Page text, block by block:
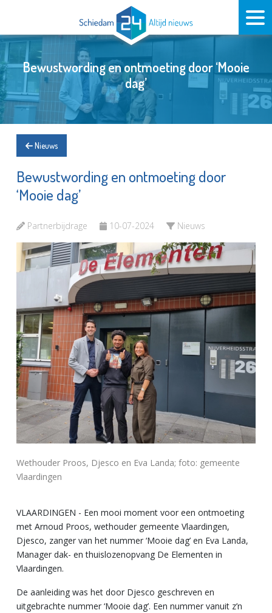
Bewustwording en ontmoeting door ‘Mooie
dag’
Nieuws
Bewustwording en ontmoeting door
‘Mooie dag’
Partnerbijdrage 10-07-2024 Nieuws
Wethouder Proos, Djesco en Eva Landa; foto: gemeente
Vlaardingen
VLAARDINGEN - Een mooi moment voor een ontmoeting
met Arnoud Proos, wethouder gemeente Vlaardingen,
Djesco, zanger van het nummer ‘Mooie dag’ en Eva Landa,
Manager dak- en thuislozenopvang De Elementen in
Vlaardingen.
De aanleiding was het door Djesco geschreven en
uitgebrachte nummer ‘Mooie dag’. Een nummer vanuit z’n